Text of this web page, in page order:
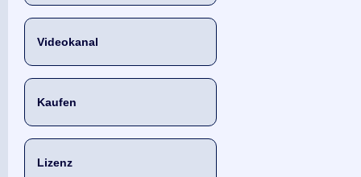
Videokanal
Kaufen
Lizenz